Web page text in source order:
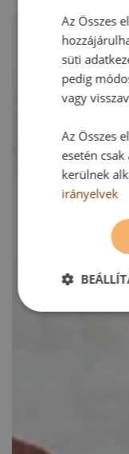
Az Összes
süti
pedig
vagy
Az Összes
esetén
kerülnek
irányelvek